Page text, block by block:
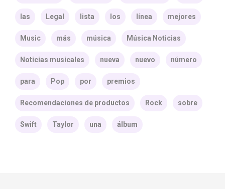
las Legal lista los línea mejores
Music más música Música Noticias
Noticias musicales nueva nuevo número
para Pop por premios
Recomendaciones de productos Rock sobre
Swift Taylor una álbum